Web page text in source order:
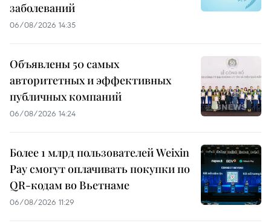
заболеваний
06/08/2026 14:35
Объявлены 50 самых
авторитетных и эффективных
публичных компаний
06/08/2026 14:24
Более 1 млрд пользователей Weixin
Pay смогут оплачивать покупки по
QR-кодам во Вьетнаме
06/08/2026 11:29